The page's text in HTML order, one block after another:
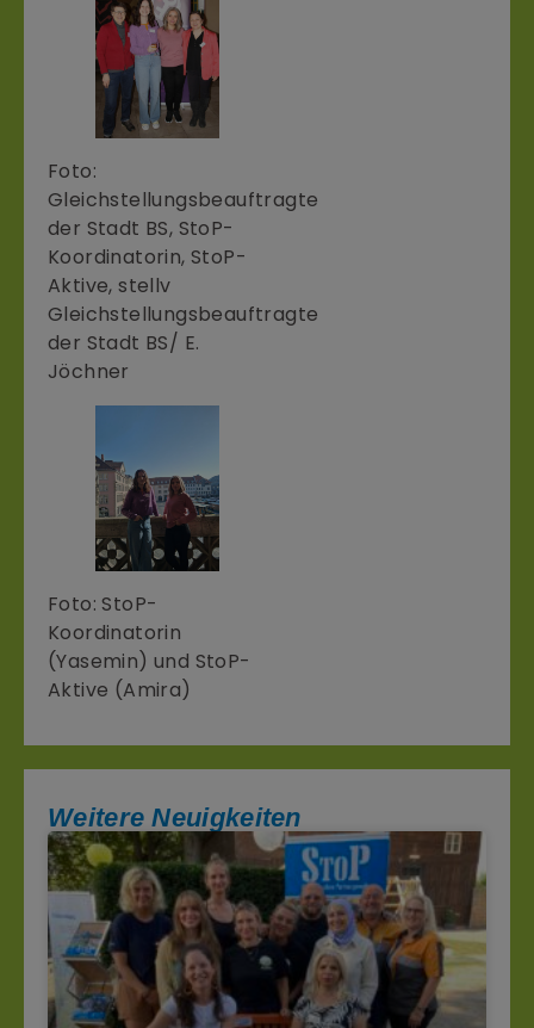
Foto:
Gleichstellungsbeauftragte
der Stadt BS, StoP-
Koordinatorin, StoP-
Aktive, stellv
Gleichstellungsbeauftragte
der Stadt BS/ E.
Jöchner
Foto: StoP-
Koordinatorin
(Yasemin) und StoP-
Aktive (Amira)
Weitere Neuigkeiten